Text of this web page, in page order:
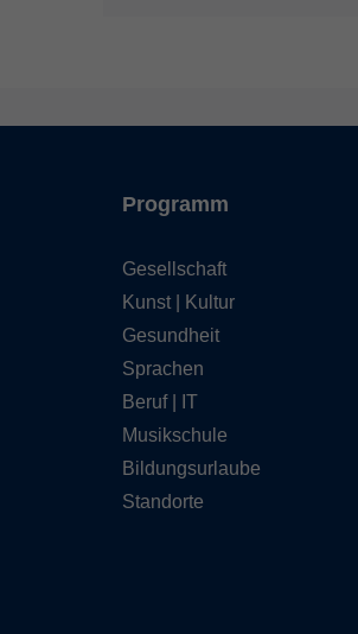
Programm
Gesellschaft
Kunst | Kultur
Gesundheit
Sprachen
Beruf | IT
Musikschule
Bildungsurlaube
Standorte